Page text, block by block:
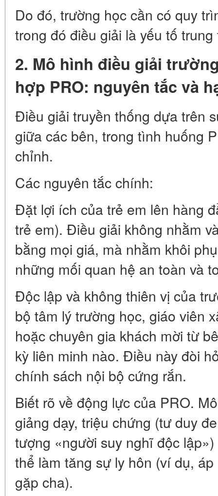
Do đó, trường học cần có quy
trong đó điều giải là yếu tố trung
2. Mô hình điều giải
hợp PRO: nguyên tắc và
Điều giải truyền thống dựa trên
giữa các bên, trong tình huống
chỉnh.
Các nguyên tắc chính:
Đặt lợi ích của trẻ em lên hàng
trẻ em). Điều giải không nhằm
bằng mọi giá, mà nhằm khôi
những mối quan hệ an toàn và
Độc lập và không thiên vị của
bộ tâm lý trường học, giáo viên
hoặc chuyên gia khách mời từ
kỳ liên minh nào. Điều này đòi
chính sách nội bộ cứng rắn.
Biết rõ về động lực của PRO.
giảng dạy, triệu chứng (tư duy
tượng «người suy nghĩ độc
thể làm tăng sự ly hôn (ví dụ,
gặp cha).